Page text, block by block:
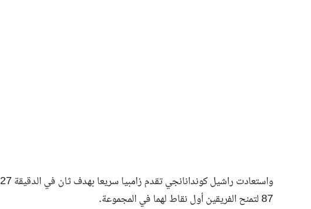
87 لتمنح الفريقين أول نقاط لهما في المجموعة.